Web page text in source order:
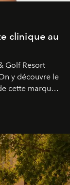
clinique au
Golf Resort
y découvre le
cette marque
plastique
actif breveté,